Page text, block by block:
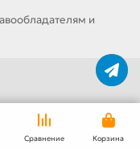
и
Сравнение Корзина